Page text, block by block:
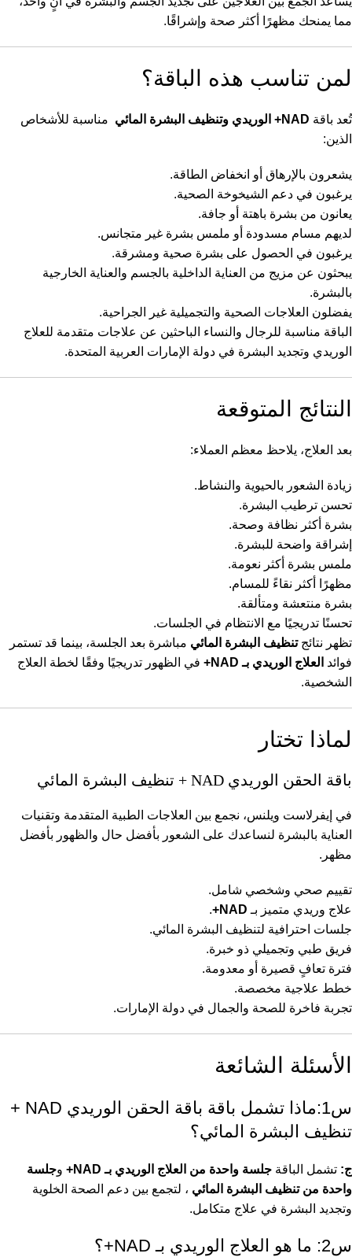
مما يمنحك مظهرًا أكثر صحة وإشراقًا.
لمن تناسب هذه الباقة؟
تُعد باقة NAD+ الوريدي وتنظيف البشرة المائي
مناسبة للأشخاص
الذين:
يشعرون بالإرهاق أو انخفاض الطاقة.
يرغبون في دعم الشيخوخة الصحية.
يعانون من بشرة باهتة أو جافة.
لديهم مسام مسدودة أو ملمس بشرة غير متجانس.
يرغبون في الحصول على بشرة صحية ومشرقة.
يبحثون عن مزيج من العناية الداخلية بالجسم والعناية الخارجية
بالبشرة.
يفضلون العلاجات الصحية والتجميلية غير الجراحية.
الباقة مناسبة للرجال والنساء الباحثين عن علاجات متقدمة للعلاج
الوريدي وتجديد البشرة في دولة الإمارات العربية المتحدة.
النتائج المتوقعة
بعد العلاج، يلاحظ معظم العملاء:
زيادة الشعور بالحيوية والنشاط.
تحسن ترطيب البشرة.
بشرة أكثر نظافة وصحة.
إشراقة واضحة للبشرة.
ملمس بشرة أكثر نعومة.
مظهرًا أكثر نقاءً للمسام.
بشرة منتعشة ومتألقة.
تحسنًا تدريجيًا مع الانتظام في الجلسات.
تظهر نتائجتنظيف البشرة المائي مباشرة بعد الجلسة، بينما قد تستمر
فوائد العلاج الوريدي بـ NAD+
في الظهور تدريجيًا وفقًا لخطة العلاج
الشخصية.
لماذا تختار
باقة الحقن الوريدي NAD + تنظيف البشرة المائي
في إيفرلاست ويلنس، نجمع بين العلاجات الطبية المتقدمة وتقنيات
العناية بالبشرة لنساعدك على الشعور بأفضل حال والظهور بأفضل
مظهر.
تقييم صحي وشخصي شامل.
علاج وريدي متميز بـ NAD+
.
جلسات احترافية لتنظيف البشرة المائي.
فريق طبي وتجميلي ذو خبرة.
فترة تعافٍ قصيرة أو معدومة.
خطط علاجية مخصصة.
تجربة فاخرة للصحة والجمال في دولة الإمارات.
الأسئلة الشائعة
س1:ماذا تشمل باقة باقة الحقن الوريدي NAD +
تنظيف البشرة المائي؟
ج: تشمل الباقة جلسة واحدة من العلاج الوريدي بـ NAD+ وجلسة
واحدة من تنظيف البشرة المائي ، لتجمع بين دعم الصحة الخلوية
وتجديد البشرة في علاج متكامل.
س2: ما هو العلاج الوريدي بـ NAD+؟